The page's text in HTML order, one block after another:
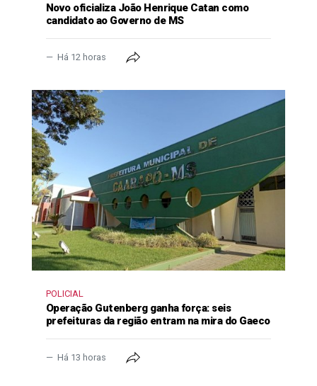
Novo oficializa João Henrique Catan como
candidato ao Governo de MS
Há 12 horas
POLICIAL
Operação Gutenberg ganha força: seis
prefeituras da região entram na mira do Gaeco
Há 13 horas